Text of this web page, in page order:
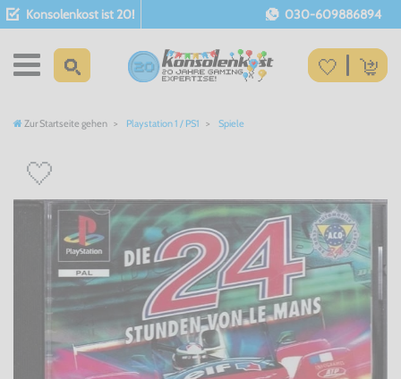
Konsolenkost ist 20! 030-609886894
Zur Startseite gehen Playstation 1 / PS1 Spiele